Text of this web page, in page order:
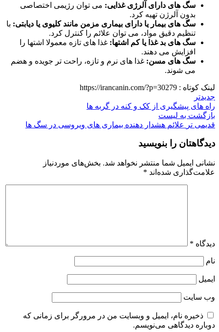
سگ‌ های دارای آلرژی غذایی: می‌ توان رژیمی اختصاصی
بدون آلرژن تهیه کرد.
سگ‌ های بیمار یا دارای بیماری مزمن مانند کلیوی یا دیابتی: با
تنظیم دقیق مواد، می‌ توان علائم را کنترل کرد.
سگ‌ های بد غذا یا کم‌ اشتها: غذا های تازه معمولا اشتها را
افزایش می‌ دهند.
سگ‌ های مسن: غذا های نرم و تازه، راحت‌ تر جویده و هضم
می‌ شوند.
لینک کوتاه : https://irancanin.com/?p=30279
جدیدتر
راه های پیشگیری از کک و کنه در گربه‌ ها
بازگشت به لیست
قدیمی تر
علائم هشدار دهنده بیماری‌ های ویروسی در سگ ها
دیدگاهتان را بنویسید
نشانی ایمیل شما منتشر نخواهد شد. بخش‌های موردنیاز
علامت‌گذاری شده‌اند *
دیدگاه *
نام
ایمیل
وب‌ سایت
ذخیره نام، ایمیل و وبسایت من در مرورگر برای زمانی که
دوباره دیدگاهی می‌نویسم.